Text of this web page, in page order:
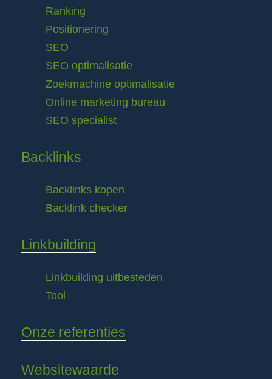
Ranking
Positionering
SEO
SEO optimalisatie
Zoekmachine optimalisatie
Online marketing bureau
SEO specialist
Backlinks
Backlinks kopen
Backlink checker
Linkbuilding
Linkbuilding uitbesteden
Tool
Onze referenties
Websitewaarde